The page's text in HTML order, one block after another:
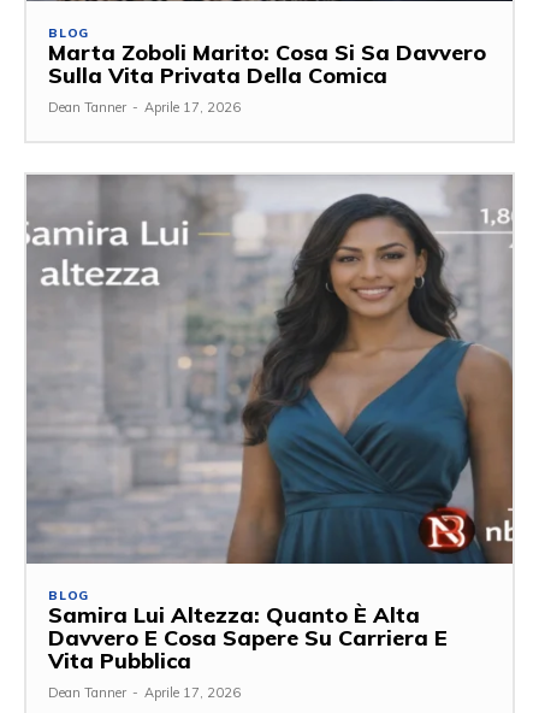
BLOG
Marta Zoboli Marito: Cosa Si Sa Davvero
Sulla Vita Privata Della Comica
Dean Tanner - Aprile 17, 2026
BLOG
Samira Lui Altezza: Quanto È Alta
Davvero E Cosa Sapere Su Carriera E
Vita Pubblica
Dean Tanner - Aprile 17, 2026